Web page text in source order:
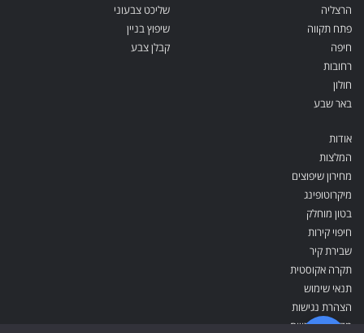
הרצליה
פתח תקווה
חיפה
רחובות
חולון
באר שבע
שליכט צבעוני
שיפוץ בניין
קבלן צבע
אודות
המלצות
מחירון שיפוצים
מיקרוטופינג
בטון מוחלק
חיפוי קירות
שבירת קיר
תקרה אקוסטית
תנאי שימוש
הצהרת נגישות
מדיניות פרטיות